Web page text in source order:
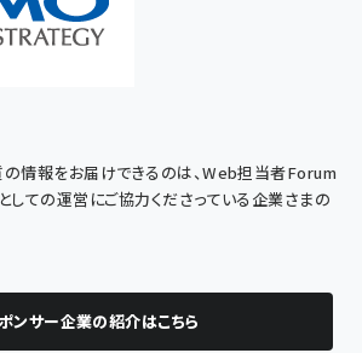
情報をお届けできるのは、Web担当者Forum
しての運営にご協力くださっている企業さまの
ンサー企業の紹介はこちら